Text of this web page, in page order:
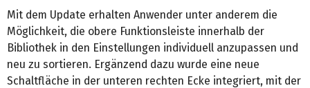
Mit dem Update erhalten Anwender unter anderem die
Möglichkeit, die obere Funktionsleiste innerhalb der
Bibliothek in den Einstellungen individuell anzupassen und
neu zu sortieren. Ergänzend dazu wurde eine neue
Schaltfläche in der unteren rechten Ecke integriert, mit der